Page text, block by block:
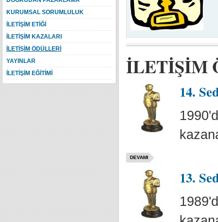
İLETİŞİM
14.
DEVAMI
13.
KURUMSAL SORUMLULUK
İLETİŞİM ETİĞİ
İLETİŞİM KAZALARI
İLETİŞİM ÖDÜLLERİ
YAYINLAR
İLETİŞİM EĞİTİMİ